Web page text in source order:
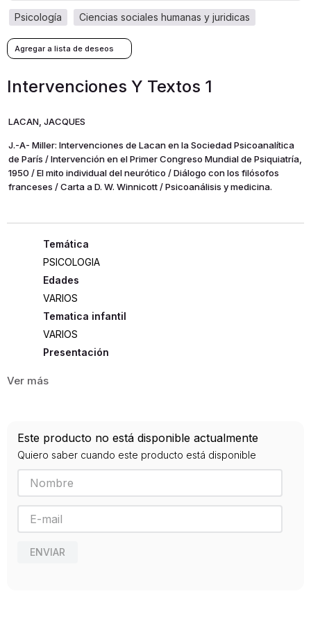
ciencias sociales humanas y juridicas
psicología
Intervenciones Y Textos 1
LACAN, JACQUES
J.-A- Miller: Intervenciones de Lacan en la Sociedad Psicoanalítica
de París / Intervención en el Primer Congreso Mundial de Psiquiatría,
1950 / El mito individual del neurótico / Diálogo con los filósofos
franceses / Carta a D. W. Winnicott / Psicoanálisis y medicina.
PSICOLOGIA
Edades
VARIOS
Tematica infantil
VARIOS
Presentación
9789509515062
Editorial
MANANTIAL
Año de publicación
1999
Este producto no está disponible actualmente
Quiero saber cuando este producto está disponible
ENVIAR